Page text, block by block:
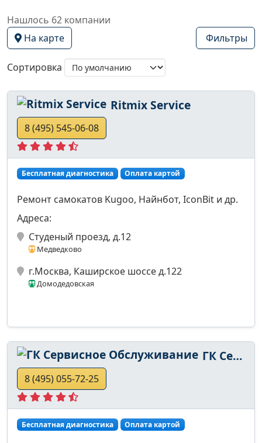
Нашлось 62 компании
На карте
Фильтры
Сортировка
Ritmix Service
8 (495) 545-06-08
Бесплатная диагностика Оплата картой
Ремонт самокатов Kugoo, Найнбот, IconBit и др.
Адреса:
Студеный проезд, д.12
Медведково
г.Москва, Каширское шоссе д.122
Домодедовская
ГК Сервисное Обслуживание
8 (495) 055-72-25
Бесплатная диагностика Оплата картой